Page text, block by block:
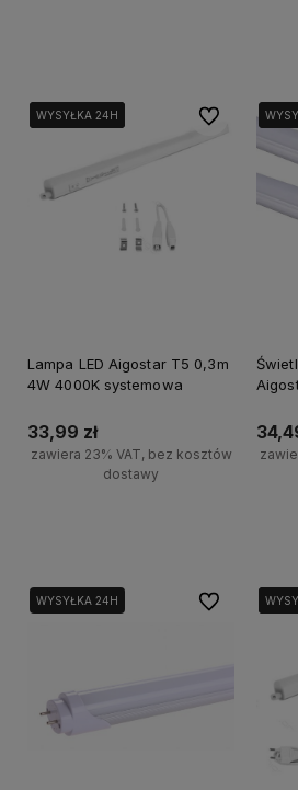
WYSYŁKA 24H
WYSYŁKA 24H
WYSYŁKA 24H
Lampa LED Aigostar T5 0,3m
4W 4000K systemowa
33,99 zł
zawiera 23% VAT, bez kosztów
dostawy
Do ulubionych
WYSYŁKA 24H Do ulubionych